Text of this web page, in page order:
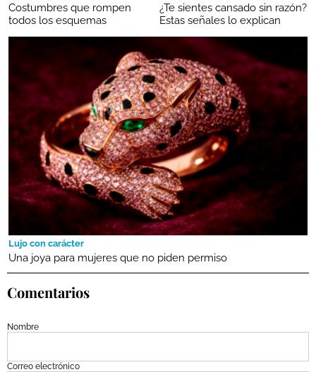
Costumbres que rompen
todos los esquemas
¿Te sientes cansado sin razón?
Estas señales lo explican
Lujo con carácter
Una joya para mujeres que no piden permiso
Comentarios
Nombre
Correo electrónico